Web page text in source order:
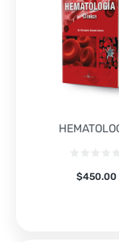
$450.00